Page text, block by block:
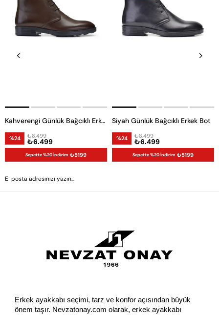
Kahverengi Günlük Bağcıklı Erkek Bot
%24 ₺6.499
₺8.499
Sepette %20 İndirim ₺5199
Siyah Günlük Bağcıklı Erkek Bot
%24 ₺6.499
₺8.499
Sepette %20 İndirim ₺5199
Erkek ayakkabı seçimi, tarz ve konfor açısından büyük
önem taşır. Nevzatonay.com olarak, erkek ayakkabı